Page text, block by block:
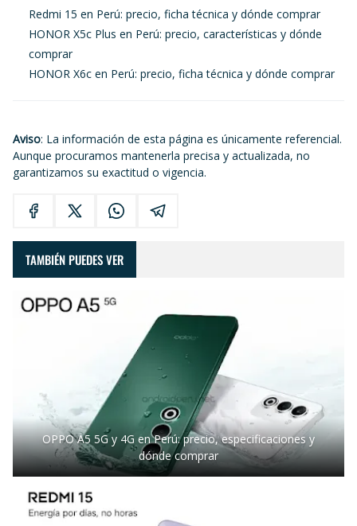
Redmi 15 en Perú: precio, ficha técnica y dónde comprar
HONOR X5c Plus en Perú: precio, características y dónde
comprar
HONOR X6c en Perú: precio, ficha técnica y dónde comprar
Aviso: La información de esta página es únicamente referencial.
Aunque procuramos mantenerla precisa y actualizada, no
garantizamos su exactitud o vigencia.
TAMBIÉN PUEDES VER
OPPO A5 5G y 4G en Perú: precio, especificaciones y
dónde comprar